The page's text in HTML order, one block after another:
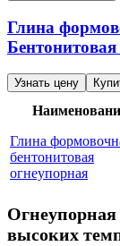
Глина
Бентонитовая
Узнать цену
Глина
бентонитовая
огнеупорная
высоких